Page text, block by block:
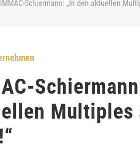
IMMAC-Schiermann: „In den aktuellen